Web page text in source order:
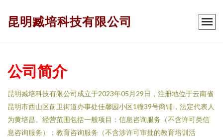
昆明臧培科技有限公司
公司简介
昆明臧培科技有限公司成立于2023年05月29日，注册地位于云南省
昆明市西山区前卫街道办事处佳馨园小区1幢39号商铺，法定代表人
为黄培昌。经营范围包括一般项目：信息咨询服务（不含许可类信
息咨询服务）；教育咨询服务（不含涉许可审批的教育培训活